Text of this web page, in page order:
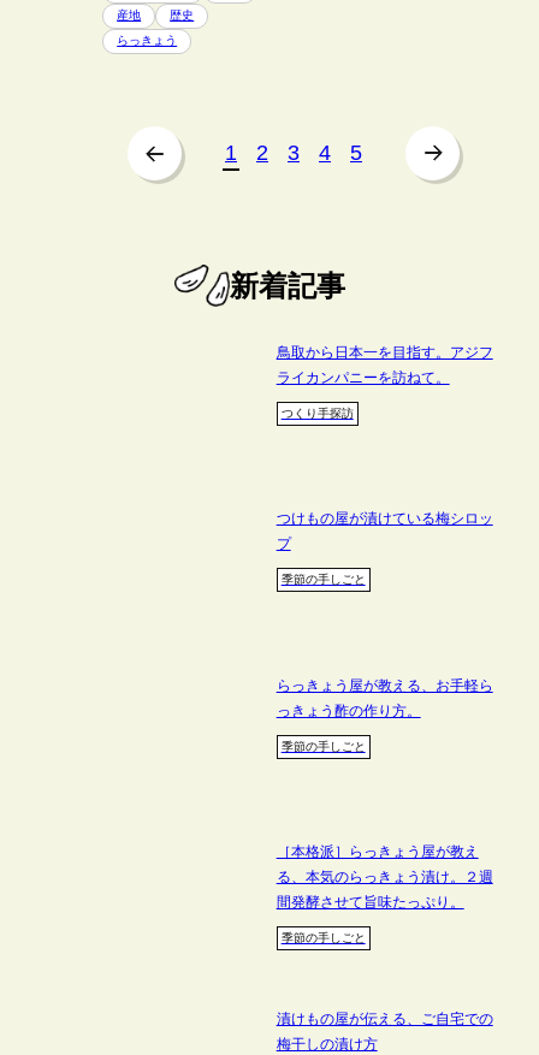
産地
歴史
らっきょう
前 のページ 1 2 3 4 5 次 のページ
新着記事
鳥取から日本一を目指す。アジフ
ライカンパニーを訪ねて。
つくり手探訪
つけもの屋が漬けている梅シロッ
プ
季節の手しごと
らっきょう屋が教える、お手軽ら
っきょう酢の作り方。
季節の手しごと
［本格派］らっきょう屋が教え
る、本気のらっきょう漬け。２週
間発酵させて旨味たっぷり。
季節の手しごと
漬けもの屋が伝える、ご自宅での
梅干しの漬け方